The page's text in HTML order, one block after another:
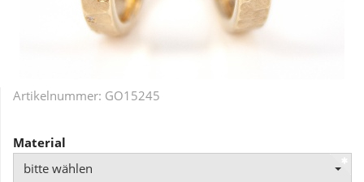
Artikelnummer: GO15245
Material
bitte wählen